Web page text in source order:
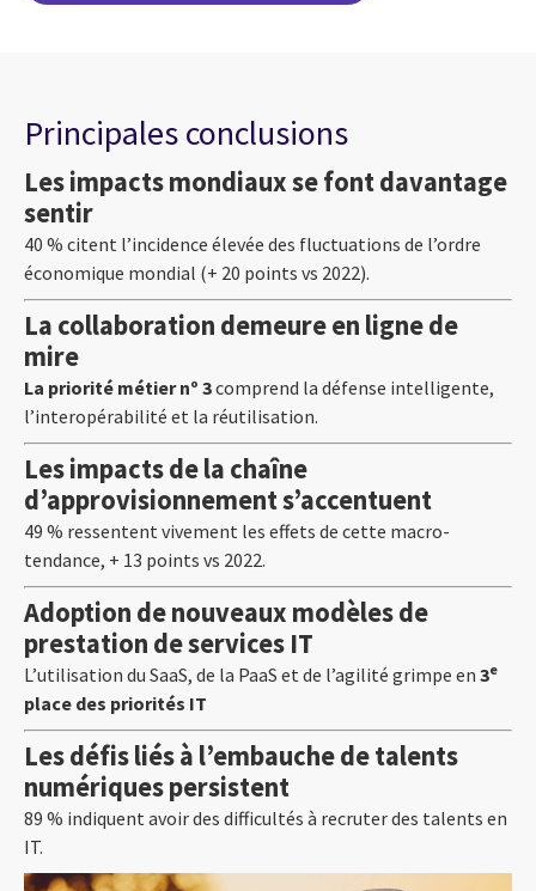
Principales conclusions
Les impacts mondiaux se font davantage
sentir
40 % citent l’incidence élevée des fluctuations de l’ordre
économique mondial (+ 20 points vs 2022).
La collaboration demeure en ligne de
mire
La priorité métier nº 3comprend la défense intelligente,
l’interopérabilité et la réutilisation.
Les impacts de la chaîne
d’approvisionnement s’accentuent
49 % ressentent vivement les effets de cette macro-
tendance, + 13 points vs 2022.
Adoption de nouveaux modèles de
prestation de services IT
L’utilisation du SaaS, de la PaaS et de l’agilité grimpe en 3e
place des priorités IT
Les défis liés à l’embauche de talents
numériques persistent
89 % indiquent avoir des difficultés à recruter des talents en
IT.